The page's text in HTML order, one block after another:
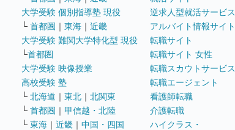
大学受験 個別指導塾 現役
└ 首都圏 ｜ 東海 ｜ 近畿
大学受験 難関大学特化型 現役
└首都圏
大学受験 映像授業
高校受験 塾
└ 北海道 ｜ 東北 ｜ 北関東
└ 首都圏 ｜ 甲信越・北陸
└ 東海 ｜ 近畿 ｜ 中国・四国
逆求人型就活サービス
アルバイト情報サイト
転職サイト
転職サイト 女性
転職スカウトサービス
転職エージェント
看護師転職
介護転職
ハイクラス・